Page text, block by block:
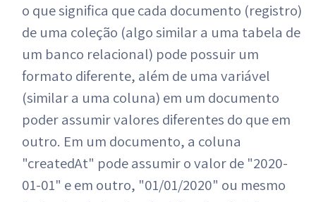
o que significa que cada documento (registro)
de uma coleção (algo similar a uma tabela de
um banco relacional) pode possuir um
formato diferente, além de uma variável
(similar a uma coluna) em um documento
poder assumir valores diferentes do que em
outro. Em um documento, a coluna
"createdAt" pode assumir o valor de "2020-
01-01" e em outro, "01/01/2020" ou mesmo